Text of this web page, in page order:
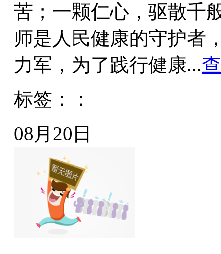
苦；一颗仁心，驱散千
师是人民健康的守护者
力军，为了践行健康...
标签：：
08月20日